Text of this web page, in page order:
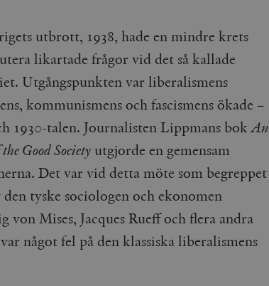
utbrott, 1938, hade en mindre krets
likartade frågor vid det så kallade
Utgångspunkten var liberalismens
kommunismens och fascismens ökade –
1930-talen. Journalisten Lippmans bokAn
Good Society utgjorde en gemensam
Det var vid detta möte som begreppet
tyske sociologen och ekonomen
von Mises, Jacques Rueff och flera andra
något fel på den klassiska liberalismens